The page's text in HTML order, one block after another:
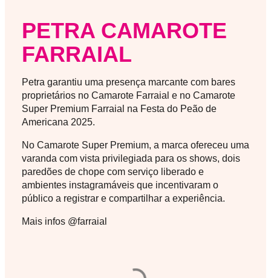
PETRA CAMAROTE
FARRAIAL
Petra garantiu uma presença marcante com bares
proprietários no Camarote Farraial e no Camarote
Super Premium Farraial na Festa do Peão de
Americana 2025.
No Camarote Super Premium, a marca ofereceu uma
varanda com vista privilegiada para os shows, dois
paredões de chope com serviço liberado e
ambientes instagramáveis que incentivaram o
público a registrar e compartilhar a experiência.
Mais infos @farraial